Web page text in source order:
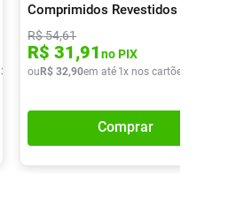
3 R$ 37 ,22
Comprimidos Revestidos
R$54,61
R$ 31,91no PIX
ouR$ 32,90em até 1x nos cartões
Comprar